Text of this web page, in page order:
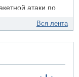
атаки по
по
Вся лента